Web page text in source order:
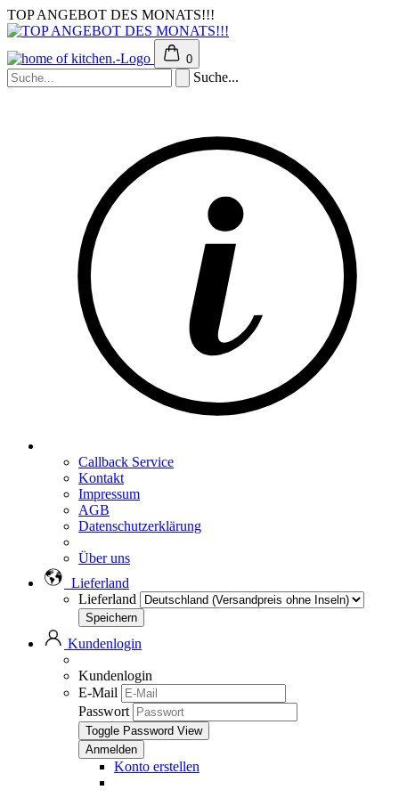
TOP ANGEBOT DES MONATS!!!
0
Suche...
Callback Service
Kontakt
Impressum
AGB
Datenschutzerklärung
Über uns
Lieferland
Lieferland
Kundenlogin
Kundenlogin
E-Mail
Passwort
Toggle Password View
Konto erstellen